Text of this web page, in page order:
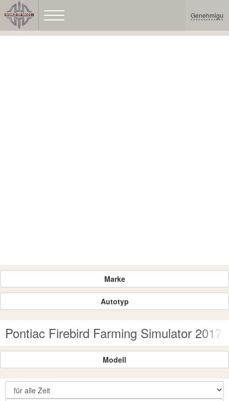
Marke
Autotyp
Pontiac Firebird Farming Simulator 2017
Modell